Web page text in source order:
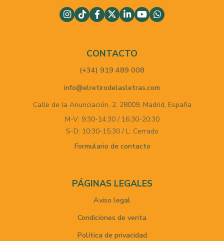
CONTACTO
(+34) 919 489 008
info@elretirodelasletras.com
Calle de la Anunciación, 2, 28009, Madrid, España
M-V: 9:30-14:30 / 16:30-20:30
S-D: 10:30-15:30 / L: Cerrado
Formulario de contacto
PÁGINAS LEGALES
Aviso legal
Condiciones de venta
Política de privacidad